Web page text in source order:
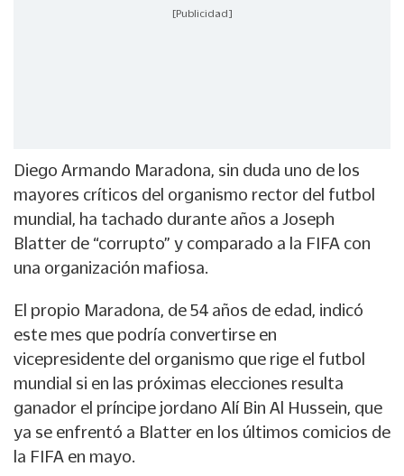
[Publicidad]
Diego Armando Maradona, sin duda uno de los
mayores críticos del organismo rector del futbol
mundial, ha tachado durante años a Joseph
Blatter de “corrupto” y comparado a la FIFA con
una organización mafiosa.
El propio Maradona, de 54 años de edad, indicó
este mes que podría convertirse en
vicepresidente del organismo que rige el futbol
mundial si en las próximas elecciones resulta
ganador el príncipe jordano Alí Bin Al Hussein, que
ya se enfrentó a Blatter en los últimos comicios de
la FIFA en mayo.